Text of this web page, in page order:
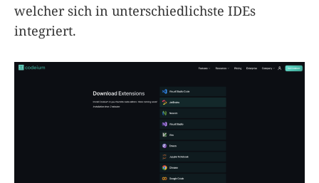
welcher sich in unterschiedlichste IDEs
integriert.